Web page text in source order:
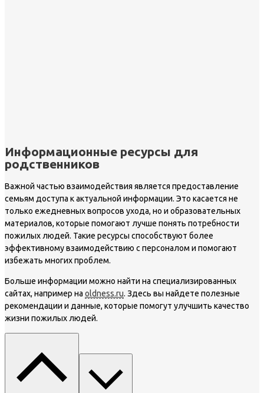
Информационные ресурсы для
родственников
Важной частью взаимодействия является предоставление
семьям доступа к актуальной информации. Это касается не
только ежедневных вопросов ухода, но и образовательных
материалов, которые помогают лучше понять потребности
пожилых людей. Такие ресурсы способствуют более
эффективному взаимодействию с персоналом и помогают
избежать многих проблем.
Больше информации можно найти на специализированных
сайтах, например на oldness.ru. Здесь вы найдете полезные
рекомендации и данные, которые помогут улучшить качество
жизни пожилых людей.